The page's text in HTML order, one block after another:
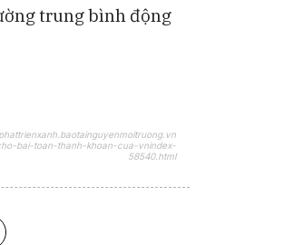
trung bình động
bai-toan-thanh-khoan-cua-vnindex-
58540.html